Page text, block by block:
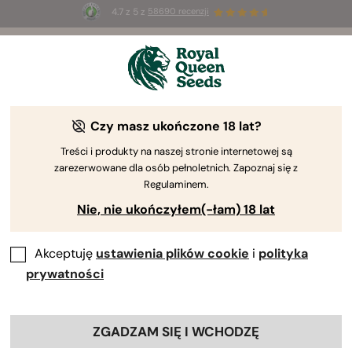
4.7 z 5 z 58690 recenzji
Summer Sales: do 50% zniżki
na wybrane produkty ⏤
Nasiona
Tyson
Czy masz ukończone 18 lat?
Treści i produkty na naszej stronie internetowej są
zarezerwowane dla osób pełnoletnich. Zapoznaj się z
Regulaminem.
Nie, nie ukończyłem(-łam) 18 lat
Akceptuję ustawienia plików cookie i polityka
prywatności
ZGADZAM SIĘ I WCHODZĘ